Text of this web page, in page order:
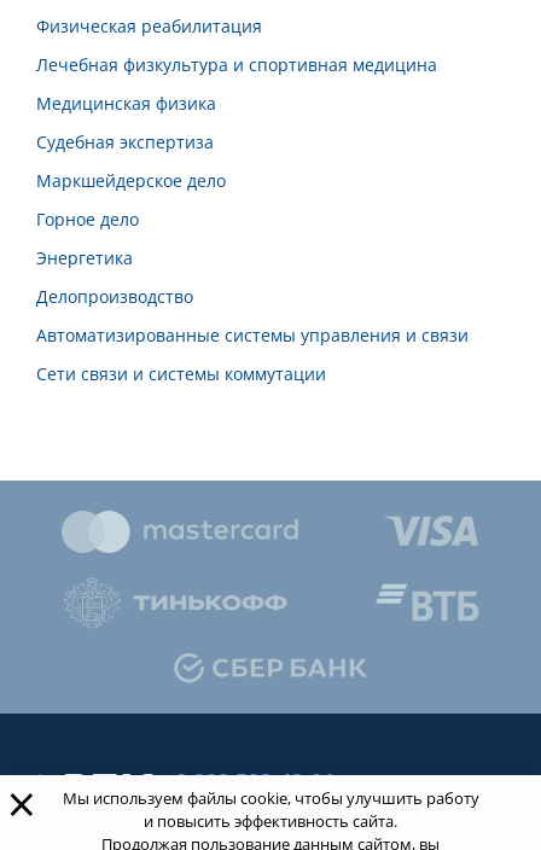
Физическая реабилитация
Лечебная физкультура и спортивная медицина
Медицинская физика
Судебная экспертиза
Маркшейдерское дело
Горное дело
Энергетика
Делопроизводство
Автоматизированные системы управления и связи
Сети связи и системы коммутации
8 800 533-43-21
звонок по России бесплатный
×
Мы используем файлы cookie, чтобы улучшить работу
и повысить эффективность сайта.
Продолжая пользование данным сайтом, вы